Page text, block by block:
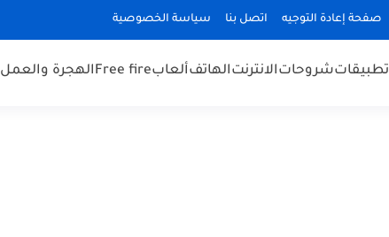
صفحة إعادة التوجيه اتصل بنا سياسة الخصوصية
تطبيقاتشروحاتالانترنتالهاتفألعابFree fireالهجرة والعمل